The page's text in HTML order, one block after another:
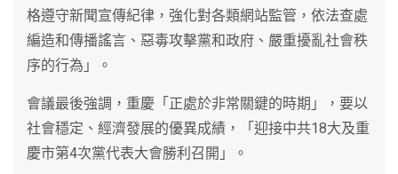
格遵守新聞宣傳紀律，強化對各類網站監管，依法查處
編造和傳播謠言、惡毒攻擊黨和政府、嚴重擾亂社會秩
序的行為」。
會議最後強調，重慶「正處於非常關鍵的時期」，要以
社會穩定、經濟發展的優異成績，「迎接中共18大及重
慶市第4次黨代表大會勝利召開」。